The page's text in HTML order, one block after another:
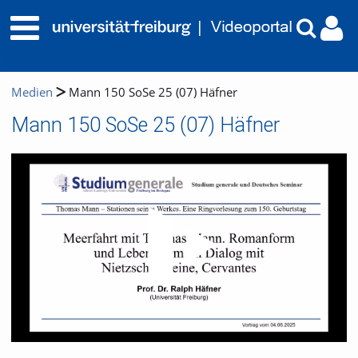
Medien Mann 150 SoSe 25 (07) Häfner
Mann 150 SoSe 25 (07) Häfner